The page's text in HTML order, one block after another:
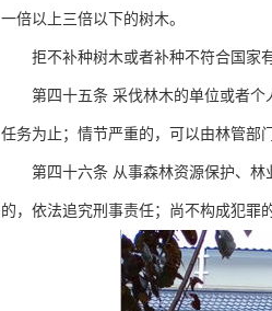
一倍以上三倍以下的树木。
拒不补种树木或者补种不符合国家有
第四十五条 采伐林木的单位或者个
任务为止；情节严重的，可以由林管部
第四十六条 从事森林资源保护、林
的，依法追究刑事责任；尚不构成犯罪